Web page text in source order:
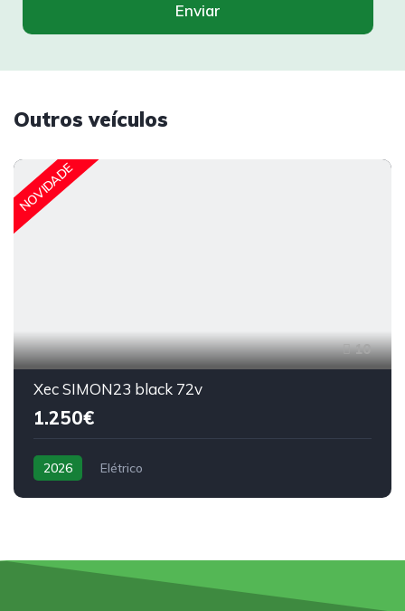
Enviar
Outros veículos
NOVIDADE
10
Xec SIMON23 black 72v
1.250€
2026 Elétrico